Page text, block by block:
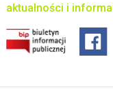
aktualności i